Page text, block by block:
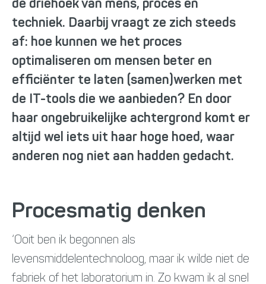
de driehoek van mens, proces en
techniek. Daarbij vraagt ze zich steeds
af: hoe kunnen we het proces
optimaliseren om mensen beter en
efficiënter te laten (samen)werken met
de IT-tools die we aanbieden? En door
haar ongebruikelijke achtergrond komt er
altijd wel iets uit haar hoge hoed, waar
anderen nog niet aan hadden gedacht.
Procesmatig denken
‘Ooit ben ik begonnen als
levensmiddelentechnoloog, maar ik wilde niet de
fabriek of het laboratorium in. Zo kwam ik al snel